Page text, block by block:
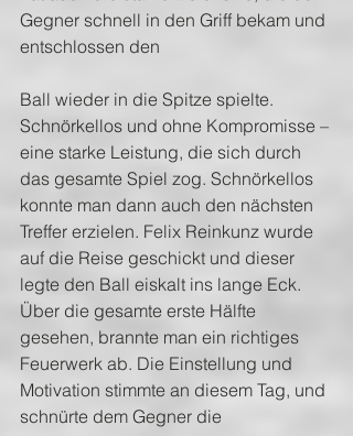
Gegner schnell in den Griff bekam und
entschlossen den
Ball wieder in die Spitze spielte.
Schnörkellos und ohne Kompromisse –
eine starke Leistung, die sich durch
das gesamte Spiel zog. Schnörkellos
konnte man dann auch den nächsten
Treffer erzielen. Felix Reinkunz wurde
auf die Reise geschickt und dieser
legte den Ball eiskalt ins lange Eck.
Über die gesamte erste Hälfte
gesehen, brannte man ein richtiges
Feuerwerk ab. Die Einstellung und
Motivation stimmte an diesem Tag, und
schnürte dem Gegner die